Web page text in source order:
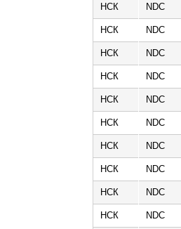
НСК NDC
НСК NDC
НСК NDC
НСК NDC
НСК NDC
НСК NDC
НСК NDC
НСК NDC
НСК NDC
НСК NDC